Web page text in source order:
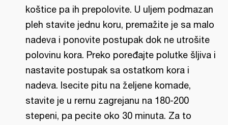
koštice pa ih prepolovite. U uljem podmazan
pleh stavite jednu koru, premažite je sa malo
nadeva i ponovite postupak dok ne utrošite
polovinu kora. Preko poređajte polutke šljiva i
nastavite postupak sa ostatkom kora i
nadeva. Isecite pitu na željene komade,
stavite je u rernu zagrejanu na 180-200
stepeni, pa pecite oko 30 minuta. Za to